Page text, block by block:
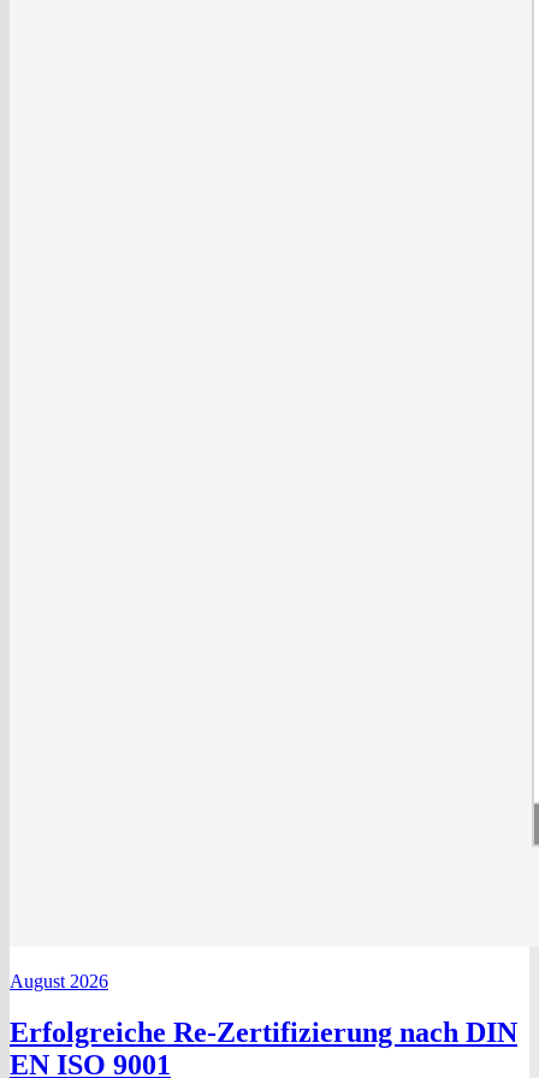
August 2026
Erfolgreiche Re-Zertifizierung nach DIN
EN ISO 9001